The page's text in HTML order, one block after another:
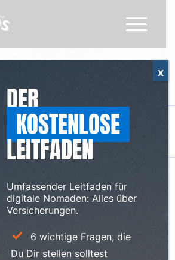
DER
KOSTENLOSE
LEITFADEN
Umfassender Leitfaden für
digitale Nomaden: Alles über
Versicherungen.
6 wichtige Fragen, die
Du Dir stellen solltest
x